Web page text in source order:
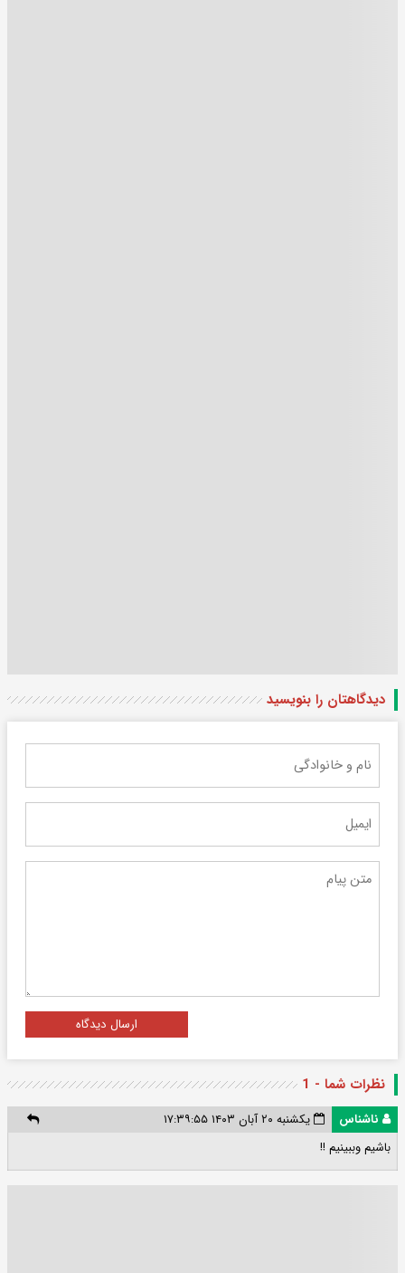
دیدگاهتان را بنویسید
ارسال دیدگاه
نظرات شما - 1
ناشناس
یکشنبه ۲۰ آبان ۱۴۰۳ ۱۷:۳۹:۵۵
باشیم وببینیم !!